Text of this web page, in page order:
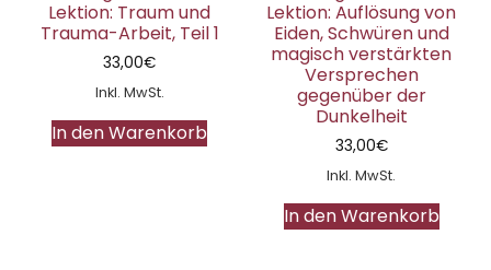
Lektion: Traum und
Trauma-Arbeit, Teil 1
33,00€
Inkl. MwSt.
In den Warenkorb
Lektion: Auflösung von
Eiden, Schwüren und
magisch verstärkten
Versprechen
gegenüber der
Dunkelheit
33,00€
Inkl. MwSt.
In den Warenkorb